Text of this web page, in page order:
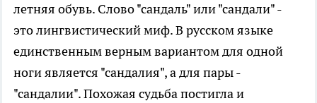
летняя обувь. Слово "сандаль" или "сандали" -
это лингвистический миф. В русском языке
единственным верным вариантом для одной
ноги является "сандалия", а для пары -
"сандалии". Похожая судьба постигла и